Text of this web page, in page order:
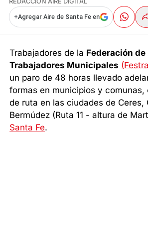
+Agregar Aire de Santa Fe en
Trabajadores de la Federación
Trabajadores Municipales
un paro de 48 horas llevado
formas en municipios y comunas,
de ruta en las ciudades de Ceres,
Bermúdez (Ruta 11 - altura de
Santa Fe.